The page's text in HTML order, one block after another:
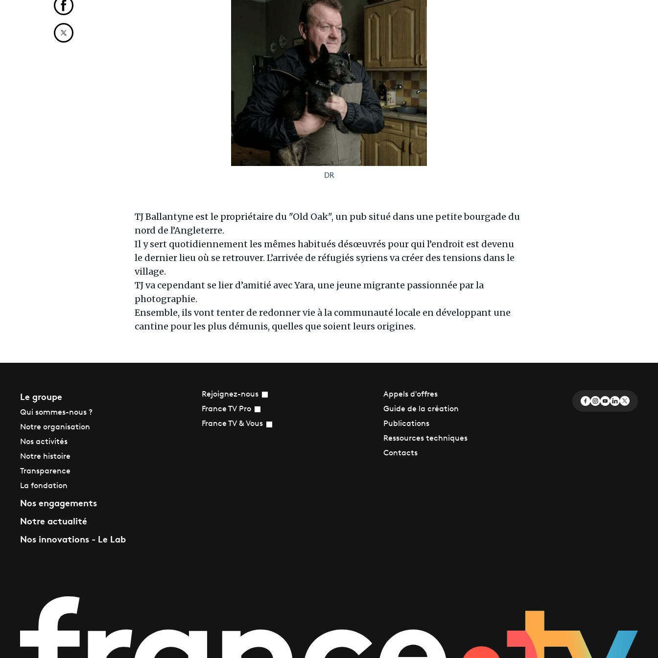
DR
TJ Ballantyne est le propriétaire du "Old Oak", un pub situé dans une petite bourgade du
nord de l’Angleterre.
Il y sert quotidiennement les mêmes habitués désœuvrés pour qui l’endroit est devenu
le dernier lieu où se retrouver. L’arrivée de réfugiés syriens va créer des tensions dans le
village.
TJ va cependant se lier d’amitié avec Yara, une jeune migrante passionnée par la
photographie.
Ensemble, ils vont tenter de redonner vie à la communauté locale en développant une
cantine pour les plus démunis, quelles que soient leurs origines.
Partager cet article sur Facebook
Partager cet article sur X
Le groupe
Qui sommes-nous ?
Notre organisation
Nos activités
Notre histoire
Transparence
La fondation
Nos engagements
Notre actualité
Nos innovations - Le Lab
Rejoignez-nous
France TV Pro
France TV & Vous
Appels d'offres
Guide de la création
Publications
Ressources techniques
Contacts